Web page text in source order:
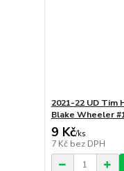
2021-22 UD
Blake Wheeler
9 Kč/ks
7 Kč bez DPH